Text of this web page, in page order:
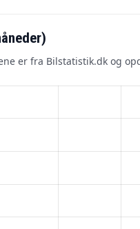
er fra Bilstatistik.dk og